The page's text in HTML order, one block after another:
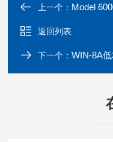
上一个： Model
返回列表
下一个：WIN-8A